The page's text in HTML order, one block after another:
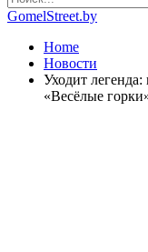
GomelStreet.by
Home
Новости
Уходит
«Весёлые